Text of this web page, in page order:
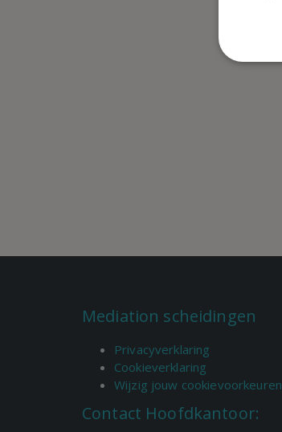
Mediation scheidingen
Privacyverklaring
Cookieverklaring
Wijzig jouw cookievoorkeuren
Contact Hoofdkantoor: